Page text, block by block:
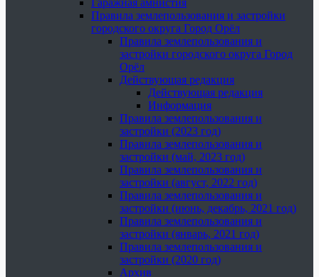
Гаражная амнистия
Правила землепользования и застройки
городского округа Город Орёл
Правила землепользования и
застройки городского округа Город
Орёл
Действующая редакция
Действующая редакция
Информация
Правила землепользования и
застройки (2023 год)
Правила землепользования и
застройки (май, 2023 год)
Правила землепользования и
застройки (август, 2022 год)
Правила землепользования и
застройки (июнь, декабрь, 2021 год)
Правила землепользования и
застройки (январь, 2021 год)
Правила землепользования и
застройки (2020 год)
Архив